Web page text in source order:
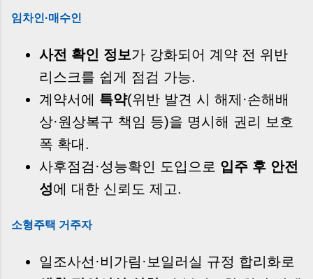
임차인·매수인
사전 확인 정보가 강화되어 계약 전 위반
리스크를 쉽게 점검 가능.
계약서에 특약(위반 발견 시 해제·손해배
상·원상복구 책임 등)을 명시해 권리 보호
폭 확대.
사후점검·성능확인 도입으로 입주 후 안전
성에 대한 신뢰도 제고.
소형주택 거주자
일조사선·비가림·보일러실 규정 합리화로